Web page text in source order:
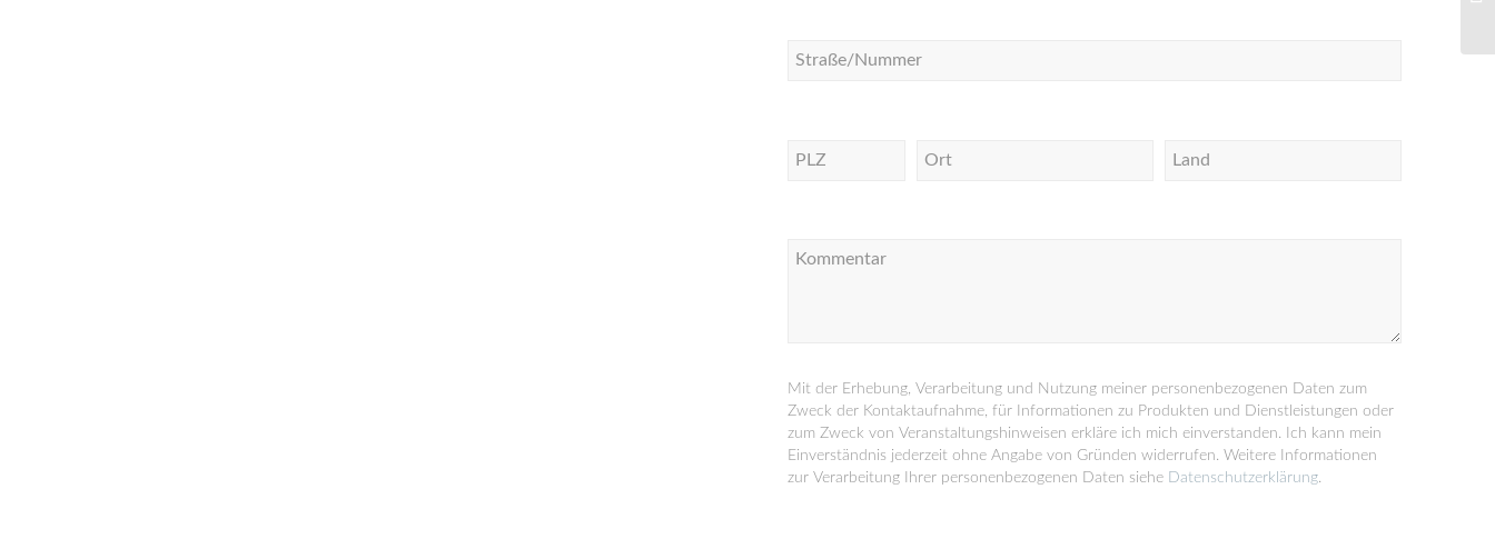
Mit der Erhebung, Verarbeitung und Nutzung meiner personenbezogenen Daten zum
Zweck der Kontaktaufnahme, für Informationen zu Produkten und Dienstleistungen oder
zum Zweck von Veranstaltungshinweisen erkläre ich mich einverstanden. Ich kann mein
Einverständnis jederzeit ohne Angabe von Gründen widerrufen. Weitere Informationen
zur Verarbeitung Ihrer personenbezogenen Daten siehe Datenschutzerklärung.